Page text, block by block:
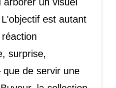
est autant
surprise,
de servir une